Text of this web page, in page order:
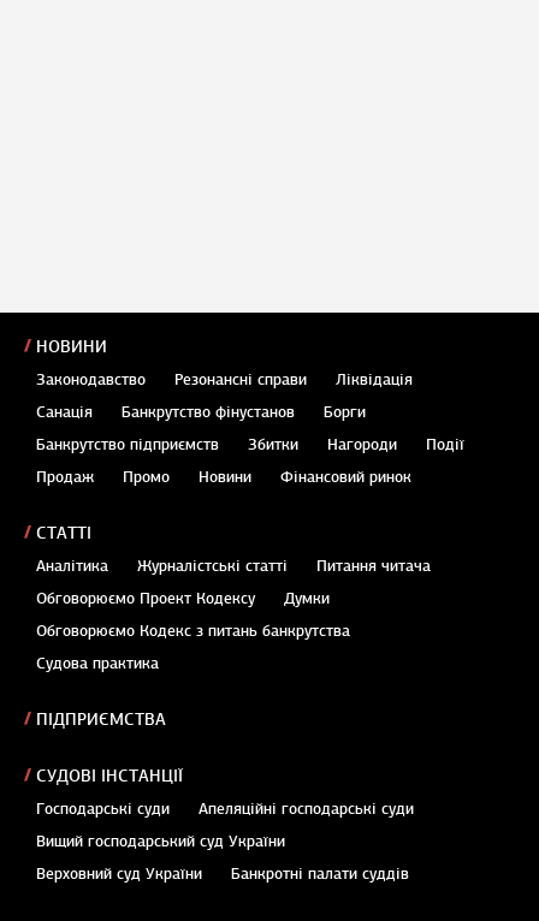
НОВИНИ
Законодавство Резонансні справи
Ліквідація
Санація
Банкрутство фінустанов
Борги
Банкрутство підприємств
Збитки Нагороди
Події
Продаж
Промо Новини Фінансовий ринок
СТАТТІ
Аналітика Журналістські статті
Питання читача
Обговорюємо Проект Кодексу
Думки
Обговорюємо Кодекс з питань банкрутства
Судова практика
ПІДПРИЄМСТВА
СУДОВІ ІНСТАНЦІЇ
Господарські суди
Апеляційні господарські суди
Вищий господарський суд України
Верховний суд України
Банкротні палати суддів